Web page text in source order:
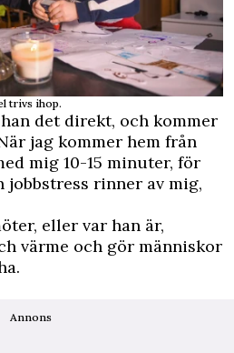
trivs ihop.
det direkt, och kommer
jag kommer hem från
mig 10-15 minuter, för
jobbstress rinner av mig,
eller var han är,
värme och gör människor
Annons